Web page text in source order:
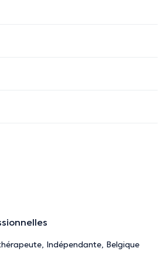
Indépendante, Belgique